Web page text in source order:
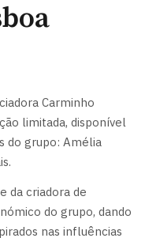
Carminho
limitada, disponível
do grupo: Amélia
da criadora de
do grupo, dando
nas influências